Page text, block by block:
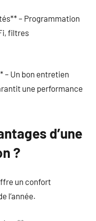
– Programmation
filtres
– Un bon entretien
une performance
d’une
?
un confort
l’année.